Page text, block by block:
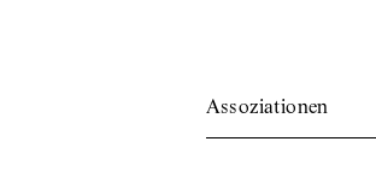
Assoziationen